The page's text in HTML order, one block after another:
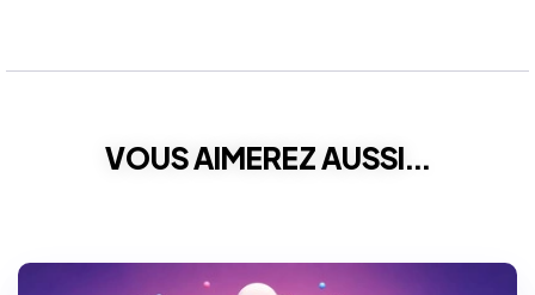
VOUS AIMEREZ AUSSI...